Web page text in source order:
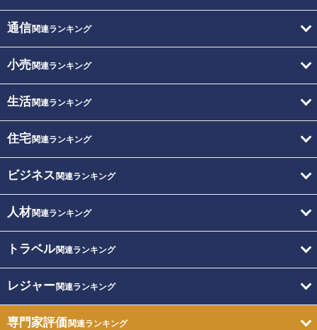
通信関連ランキング
小売関連ランキング
生活関連ランキング
住宅関連ランキング
ビジネス 関連ランキング
人材関連ランキング
トラベル関連ランキング
レジャー関連ランキング
専門家評価関連ランキング